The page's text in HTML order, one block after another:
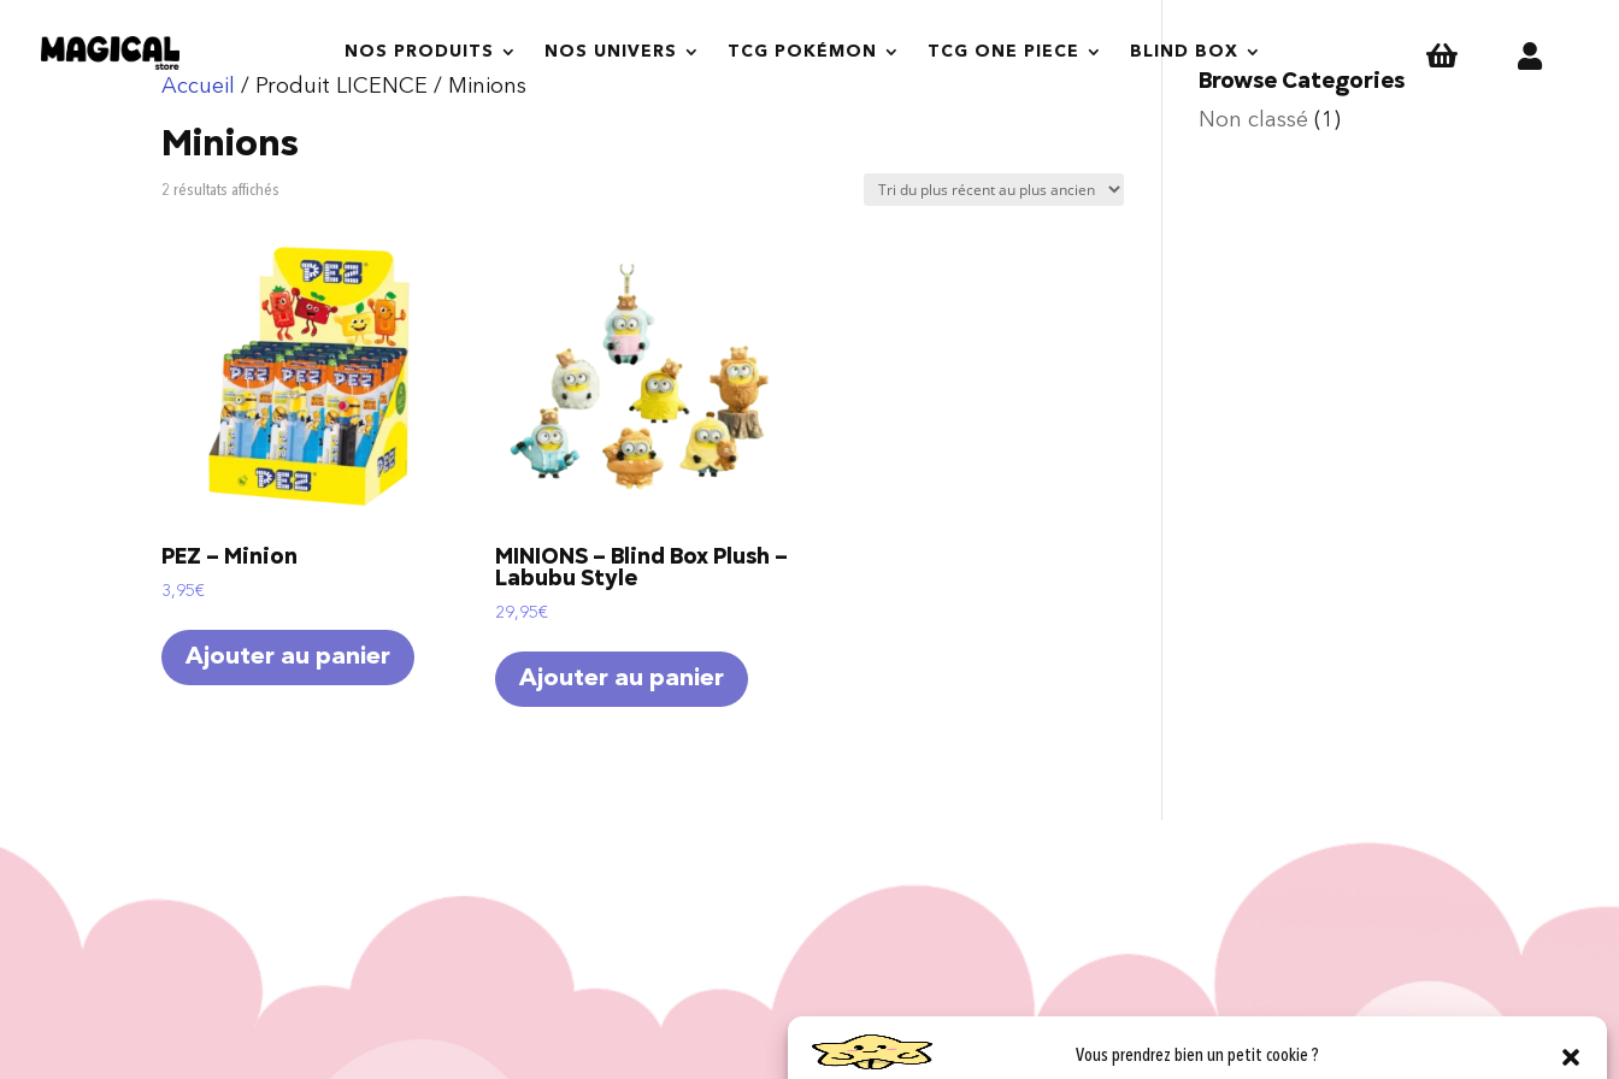
Vous prendrez bien un petit cookie ?
NOS PRODUITS NOS UNIVERS TCG POKÉMON TCG ONE PIECE BLIND BOX  
Accueil / Produit LICENCE / Minions
Minions
2 résultats affichés
plus
récent
au
plus
ancien
PEZ – Minion
3,95€
Ajouter au panier
MINIONS – Blind Box Plush –
Labubu Style
29,95€
Ajouter au panier
Browse Categories
Non classé (1)